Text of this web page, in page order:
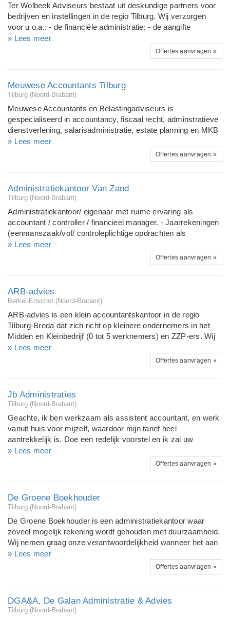
Ter Wolbeek Adviseurs bestaat uit deskundige partners voor
bedrijven en instellingen in de regio Tilburg. Wij verzorgen
voor u o.a.: - de financiële administratie; - de aangifte
omzetbelasting; - de loonadministratie; - samenstellen van de
jaarrekening en bijbehorende belastingaangiften; -
samenstellen van de publicatiestukken met bijbehorende
info@terwolbeekadviseurs.nl I www.terwolbeekadviseurs.nl
» Lees meer
Offertes aanvragen »
Meuwese Accountants Tilburg
Tilburg (Noord-Brabant)
Meuwese Accountants en Belastingadviseurs is
gespecialiseerd in accountancy, fiscaal recht, adminstratieve
dienstverlening, salarisadministratie, estate planning en MKB
Advies. Onze klantenkring bestaat voornamelijk uit MKB
bedrijven, vermogende particulieren, dientverlenende
bedrijven en ZZP-ers. Reeds vele organisaties vonden in ons
fiscale vraagstukken. www.meuwese-accountants.nl
» Lees meer
Offertes aanvragen »
Administratiekantoor Van Zand
Tilburg (Noord-Brabant)
Administratiekantoor/ eigenaar met ruime ervaring als
accountant / controller / financieel manager. - Jaarrekeningen
(eenmanszaak/vof/ controleplichtige opdrachten als
voorbereiding voor accountantskantoor, compleet met
balansdossier) - Administraties voeren van eenmanszaak,
VOF, BV - IB - aangifte - VPB - aangifte - Loonbelasting /
inzake bedrijfseconomische vraagstukken
» Lees meer
Offertes aanvragen »
ARB-advies
Berkel-Enschot (Noord-Brabant)
ARB-advies is een klein accountantskantoor in de regio
Tilburg-Breda dat zich richt op kleinere ondernemers in het
Midden en Kleinbedrijf (0 tot 5 werknemers) en ZZP-ers. Wij
verzorgen uw administratie en belastingaangiften en zijn uw
klankbord. Wij werken op offerte basis. Wij zijn blij als u belt
voor een vraag of om even bij te praten, voor telefoontjes
» Lees meer
Offertes aanvragen »
Jb Administraties
Tilburg (Noord-Brabant)
Geachte, ik ben werkzaam als assistent accountant, en werk
vanuit huis voor mijzelf, waardoor mijn tarief heel
aantrekkelijk is. Doe een redelijk voorstel en ik zal uw
opdracht uitvoeren. Mijn specialisaties zijn het verzorgen van
uw administratie, aangiften omzet- & inkomstenbelasting, het
samenstellen van de jaarrekening van uw onderneming.
» Lees meer
Offertes aanvragen »
De Groene Boekhouder
Tilburg (Noord-Brabant)
De Groene Boekhouder is een administratiekantoor waar
zoveel mogelijk rekening wordt gehouden met duurzaamheid.
Wij nemen graag onze verantwoordelijkheid wanneer het aan
komt op onze ecologische voetafdruk. Zo gebruiken wij
bijvoorbeeld gerecycled papier, gerecyclede ordners en
groene stroom. We werken grotendeels digitaal en het kantoor
» Lees meer
Offertes aanvragen »
DGA&A, De Galan Administratie & Advies
Tilburg (Noord-Brabant)